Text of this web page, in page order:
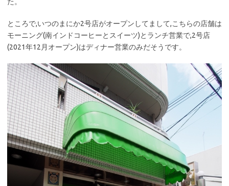
ところで,いつのまにか2号店がオープンしてまして,こちらの店舗は
モーニング(南インドコーヒーとスイーツ)とランチ営業で,2号店
(2021年12月オープン)はディナー営業のみだそうです。